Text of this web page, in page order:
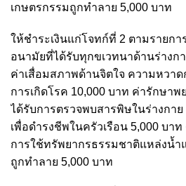
เกษตรกรรมถูกทำลาย 5,000 บาท
ให้ชำระเงินแก่โจทก์ที่ 2 ตามรายก
อนามัยที่ได้รับทุกขเวทนาด้านร่างก
ค่าเสื่อมสภาพด้านจิตใจ ความหวา
การเกิดโรค 10,000 บาท ค่ารักษา
ได้รับการตรวจพบสารพิษในร่างกาย
เพื่อดำรงชีพในครัวเรือน 5,000 บา
การใช้ทรัพยากรธรรมชาติแหล่งน้ำ
ถูกทำลาย 5,000 บาท